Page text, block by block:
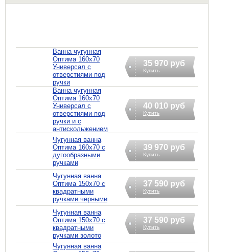
Ванна чугунная
Оптима 160х70
Универсал с
отверстиями под
ручки
35 970 руб
Купить
Ванна чугунная
Оптима 160х70
Универсал с
отверстиями под
ручки и с
антискольжением
40 010 руб
Купить
Чугунная ванна
Оптима 160х70 с
дугообразными
ручками
39 970 руб
Купить
Чугунная ванна
Оптима 150х70 с
квадратными
ручками черными
37 590 руб
Купить
Чугунная ванна
Оптима 150х70 с
квадратными
ручками золото
37 590 руб
Купить
Чугунная ванна